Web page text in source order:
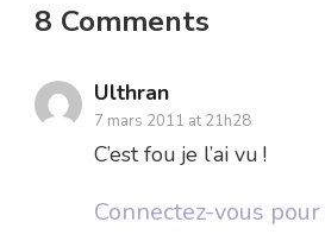
8 Comments
Ulthran
7 mars 2011 at 21h28
C’est fou je l’ai vu !
Connectez-vous